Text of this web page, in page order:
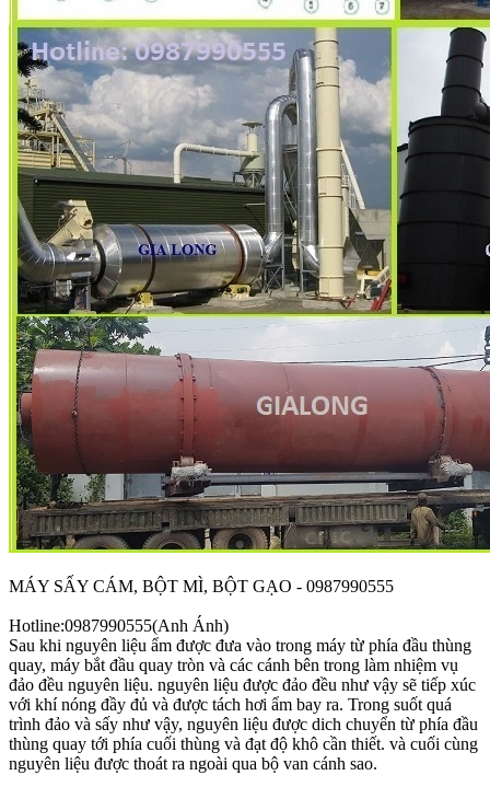
MÁY SẤY CÁM, BỘT MÌ, BỘT GẠO - 0987990555
Hotline:0987990555(Anh Ánh)
Sau khi nguyên liệu ẩm được đưa vào trong máy từ phía đầu thùng
quay, máy bắt đầu quay tròn và các cánh bên trong làm nhiệm vụ
đảo đều nguyên liệu. nguyên liệu được đảo đều như vậy sẽ tiếp xúc
với khí nóng đầy đủ và được tách hơi ẩm bay ra. Trong suốt quá
trình đảo và sấy như vậy, nguyên liệu được dich chuyển từ phía đầu
thùng quay tới phía cuối thùng và đạt độ khô cần thiết. và cuối cùng
nguyên liệu được thoát ra ngoài qua bộ van cánh sao.